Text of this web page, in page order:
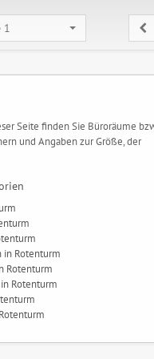
1
Seite finden Sie Büroräume
und Angaben zur Größe, der
in Rotenturm
Rotenturm
Rotenturm